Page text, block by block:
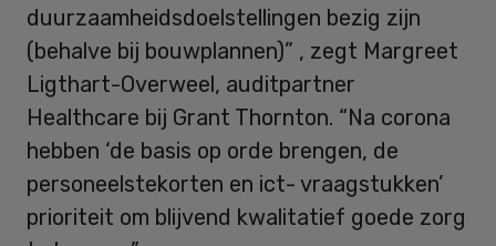
duurzaamheidsdoelstellingen bezig zijn
(behalve bij bouwplannen)” , zegt Margreet
Ligthart-Overweel, auditpartner
Healthcare bij Grant Thornton. “Na corona
hebben ‘de basis op orde brengen, de
personeelstekorten en ict- vraagstukken’
prioriteit om blijvend kwalitatief goede zorg